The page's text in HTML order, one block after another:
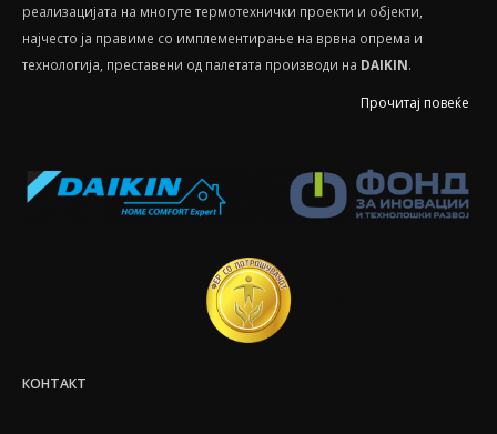
најчесто ја правиме со имплементирање на врвна опрема и
технологија, преставени од палетата производи на DAIKIN.